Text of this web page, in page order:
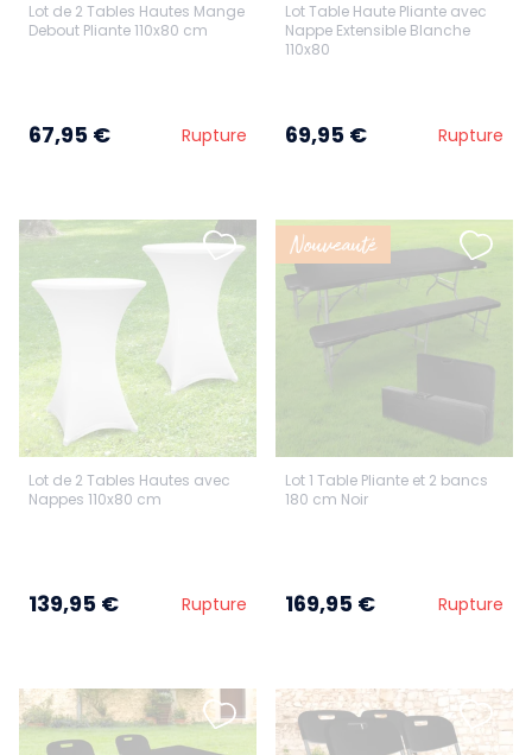
Lot de 2 Tables Hautes Mange
Debout Pliante 110x80 cm
67,95 € Rupture
Lot Table Haute Pliante avec
Nappe Extensible Blanche
110x80
69,95 € Rupture
Lot de 2 Tables Hautes avec
Nappes 110x80 cm
139,95 € Rupture
Lot 1 Table Pliante et 2 bancs
180 cm Noir
169,95 € Rupture
Nouveauté